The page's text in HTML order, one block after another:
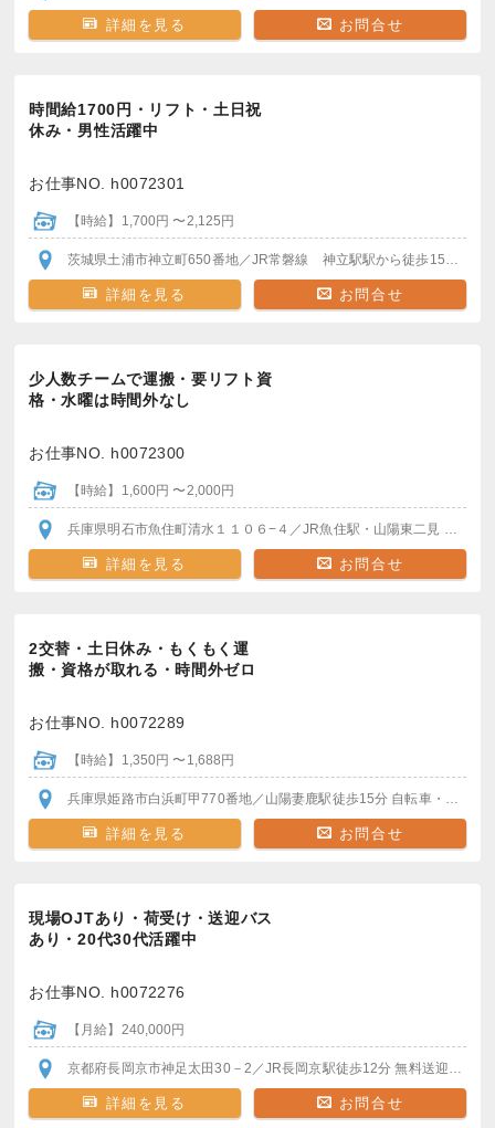
詳細を見る お問合せ
時間給1700円・リフト・土日祝
休み・男性活躍中
お仕事NO. h0072301
【時給】1,700円 〜2,125円
茨城県土浦市神立町650番地／JR常磐線 神立駅駅から徒歩15分
詳細を見る お問合せ
少人数チームで運搬・要リフト資
格・水曜は時間外なし
お仕事NO. h0072300
【時給】1,600円 〜2,000円
兵庫県明石市魚住町清水１１０６−４ ／JR魚住駅・山陽東二見 各駅か
詳細を見る お問合せ
2交替・土日休み・もくもく運
搬・資格が取れる・時間外ゼロ
お仕事NO. h0072289
【時給】1,350円 〜1,688円
兵庫県姫路市白浜町甲770番地／山陽妻鹿駅徒歩15分 自転車・バイク通勤可
詳細を見る お問合せ
現場OJTあり・荷受け・送迎バス
あり・20代30代活躍中
お仕事NO. h0072276
【月給】240,000円
京都府長岡京市神足太田30－2 ／JR長岡京駅徒歩12分 無料送迎バスで5分
詳細を見る お問合せ